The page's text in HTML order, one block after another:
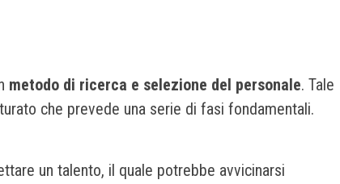
metodo di ricerca e selezione del personale. Tale
che prevede una serie di fasi fondamentali.
un talento, il quale potrebbe avvicinarsi